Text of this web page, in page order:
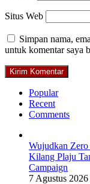
Situs Web
Simpan nama,
untuk komentar saya
Popular
Recent
Comments
Wujudkan
Kilang Plaju
Campaign
7 Agustus 2026